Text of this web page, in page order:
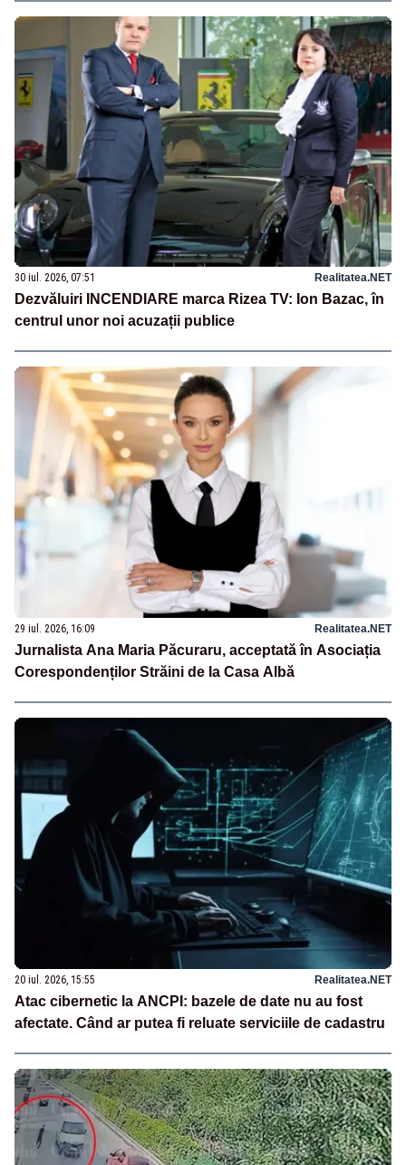
30 iul. 2026, 07:51 Realitatea.NET
Dezvăluiri INCENDIARE marca Rizea TV: Ion Bazac, în
centrul unor noi acuzații publice
29 iul. 2026, 16:09 Realitatea.NET
Jurnalista Ana Maria Păcuraru, acceptată în Asociația
Corespondenților Străini de la Casa Albă
20 iul. 2026, 15:55 Realitatea.NET
Atac cibernetic la ANCPI: bazele de date nu au fost
afectate. Când ar putea fi reluate serviciile de cadastru